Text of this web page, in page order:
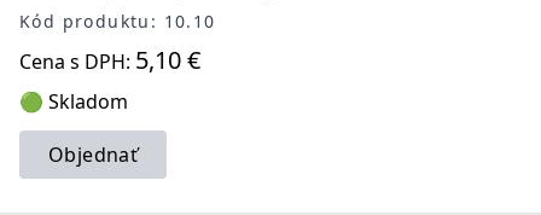
Kód produktu: 10.10
Cena s DPH: 5,10 €
🟢 Skladom
Objednať